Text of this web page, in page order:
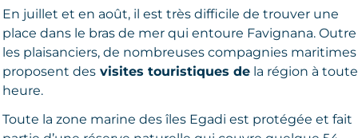
En juillet et en août, il est très difficile de trouver une
place dans le bras de mer qui entoure Favignana. Outre
les plaisanciers, de nombreuses compagnies maritimes
proposent des visites touristiques de la région à toute
heure.
Toute la zone marine des îles Egadi est protégée et fait